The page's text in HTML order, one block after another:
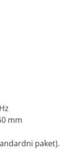
mm
paket).